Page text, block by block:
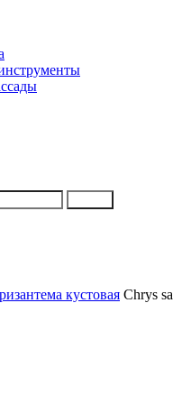
кустовая Chrys sa